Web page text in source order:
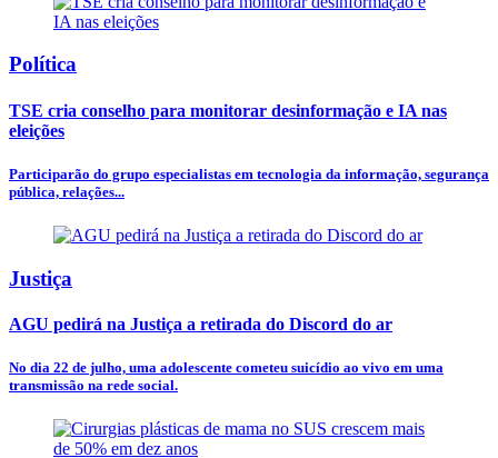
Política
TSE cria conselho para monitorar desinformação e IA nas
eleições
Participarão do grupo especialistas em tecnologia da informação, segurança
pública, relações...
Justiça
AGU pedirá na Justiça a retirada do Discord do ar
No dia 22 de julho, uma adolescente cometeu suicídio ao vivo em uma
transmissão na rede social.